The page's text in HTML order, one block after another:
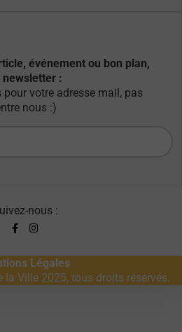
événement ou bon plan,
:
votre adresse mail, pas
nous :)
nous :
Légales
Ville 2025, tous droits réservés.